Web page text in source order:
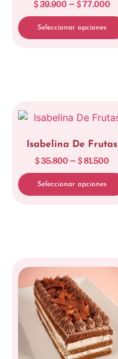
$39.900 – $77.000
Seleccionar opciones
Isabelina De Frutas
$35.800 – $81.500
Seleccionar opciones